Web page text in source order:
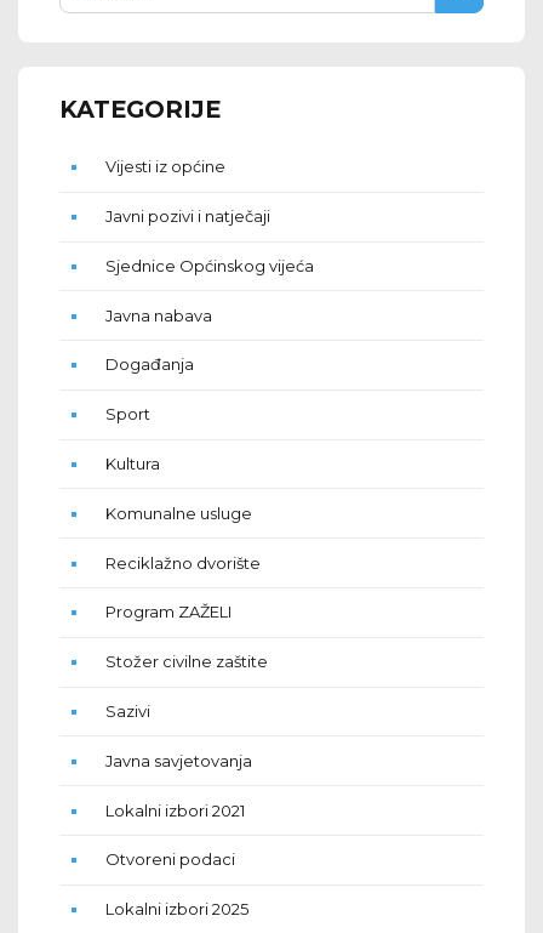
KATEGORIJE
Vijesti iz općine
Javni pozivi i natječaji
Sjednice Općinskog vijeća
Javna nabava
Događanja
Sport
Kultura
Komunalne usluge
Reciklažno dvorište
Program ZAŽELI
Stožer civilne zaštite
Sazivi
Javna savjetovanja
Lokalni izbori 2021
Otvoreni podaci
Lokalni izbori 2025